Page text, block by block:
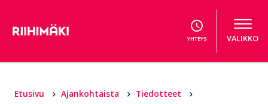
YHTEYS VALIKKO
Etusivu Ajankohtaista
Tiedotteet